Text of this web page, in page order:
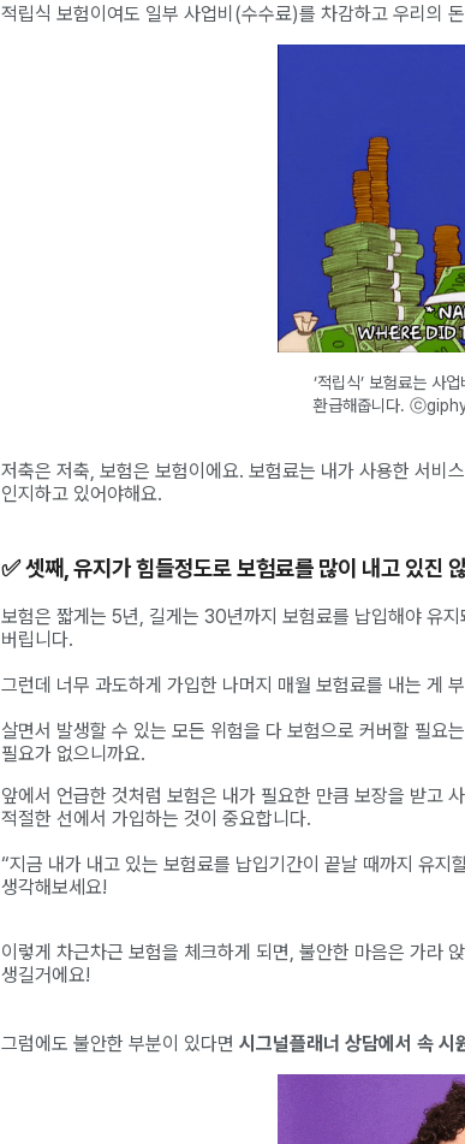
적립식 보험이여도 일부 사업비(수수료)를 차감하고 우리의
‘적립식’ 보험료는 사
환급해줍니다.
저축은 저축, 보험은 보험이에요. 보험료는 내가 사용한 서비
인지하고 있어야해요.
✅ 셋째, 유지가 힘들정도로 보험료를 많이 내고 있진
보험은 짧게는 5년, 길게는 30년까지 보험료를 납입해야 유
버립니다.
그런데 너무 과도하게 가입한 나머지 매월 보험료를 내는 게
살면서 발생할 수 있는 모든 위험을 다 보험으로 커버할 필요
필요가 없으니까요.
앞에서 언급한 것처럼 보험은 내가 필요한 만큼 보장을 받고
적절한 선에서 가입하는 것이 중요합니다.
“지금 내가 내고 있는 보험료를 납입기간이 끝날 때까지 유지
생각해보세요!
이렇게 차근차근 보험을 체크하게 되면, 불안한 마음은 가라
생길거에요!
그럼에도 불안한 부분이 있다면 시그널플래너 상담에서 속 시